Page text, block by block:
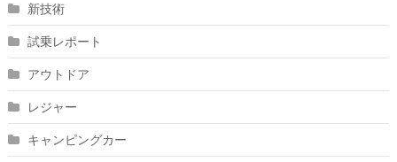
新技術
試乗レポート
アウトドア
レジャー
キャンピングカー